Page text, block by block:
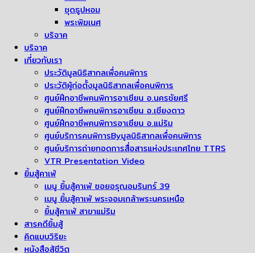
ชุดธูปหอม
พระพิฆเนศ
บริจาค
บริจาค
เกี่ยวกับเรา
ประวัติมูลนิธิสากลเพื่อคนพิการ
ประวัติผู้ก่อตั้งมูลนิธิสากลเพื่อคนพิการ
ศูนย์ฝึกอาชีพคนพิการอาเซียน อ.นครชัยศรี
ศูนย์ฝึกอาชีพคนพิการอาเซียน อ.เชียงดาว
ศูนย์ฝึกอาชีพคนพิการอาเซียน อ.แม่ริม
ศูนย์บริการคนพิการByมูลนิธิสากลเพื่อคนพิการ
ศูนย์บริการถ่ายทอดการสื่อสารแห่งประเทศไทย TTRS
VTR Presentation Video
ยิ้มสู้คาเฟ่
เมนู ยิ้มสู้คาเฟ่ ซอยอรุณอมรินทร์ 39
เมนู ยิ้มสู้คาเฟ่ พระจอมเกล้าพระนครเหนือ
ยิ้มสู้คาเฟ่ สาขาแม่ริม
สารคดียิ้มสู้
คิดแบบวิริยะ
หนังสือสู้ชีวิต